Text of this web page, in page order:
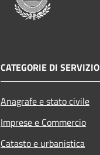
CATEGORIE DI SERVIZIO
Anagrafe e stato civile
Imprese e Commercio
Catasto e urbanistica